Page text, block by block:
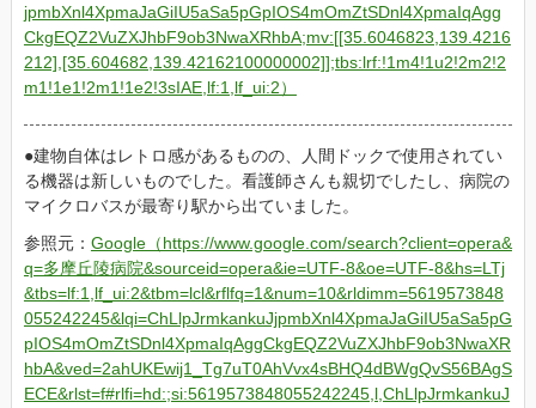
jpmbXnl4XpmaJaGiIU5aSa5pGpIOS4mOmZtSDnl4XpmaIqAgg
CkgEQZ2VuZXJhbF9ob3NwaXRhbA;mv:[[35.6046823,139.4216
212],[35.604682,139.42162100000002]];tbs:lrf:!1m4!1u2!2m2!2
m1!1e1!2m1!1e2!3sIAE,lf:1,lf_ui:2）
建物自体はレトロ感があるものの、人間ドックで使用されてい
る機器は新しいものでした。看護師さんも親切でしたし、病院の
マイクロバスが最寄り駅から出ていました。
参照元： Google（https://www.google.com/search?client=opera&
q=多摩丘陵病院&sourceid=opera&ie=UTF-8&oe=UTF-8&hs=LTj
&tbs=lf:1,lf_ui:2&tbm=lcl&rflfq=1&num=10&rldimm=5619573848
055242245&lqi=ChLlpJrmkankuJjpmbXnl4XpmaJaGiIU5aSa5pG
pIOS4mOmZtSDnl4XpmaIqAggCkgEQZ2VuZXJhbF9ob3NwaXR
hbA&ved=2ahUKEwij1_Tg7uT0AhVvx4sBHQ4dBWgQvS56BAgS
ECE&rlst=f#rlfi=hd:;si:5619573848055242245,l,ChLlpJrmkankuJ